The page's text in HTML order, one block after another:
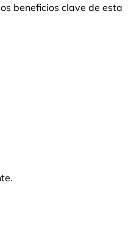
beneficios clave de esta